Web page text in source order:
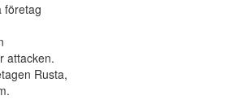
företag
attacken.
Rusta,